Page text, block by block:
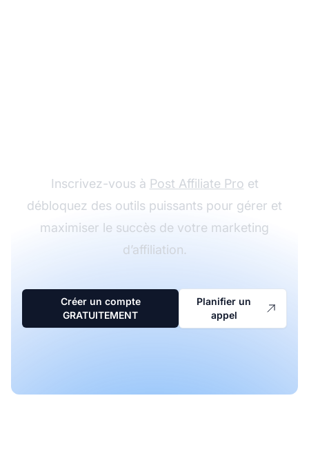
Inscrivez-vous à Post Affiliate Pro et
débloquez des outils puissants pour gérer et
maximiser le succès de votre marketing
d’affiliation.
Créer un compte
GRATUITEMENT
Planifier un
appel